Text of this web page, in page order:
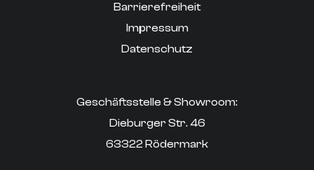
Barrierefreiheit
Impressum
Datenschutz
Geschäftsstelle & Showroom:
Dieburger Str. 46
63322 Rödermark